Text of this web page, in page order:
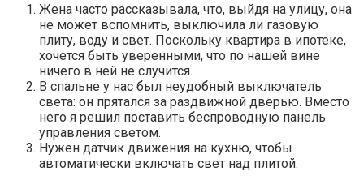
Жена часто рассказывала, что, выйдя на улицу, она
не может вспомнить, выключила ли газовую
плиту, воду и свет. Поскольку квартира в ипотеке,
хочется быть уверенными, что по нашей вине
ничего в ней не случится.
В спальне у нас был неудобный выключатель
света: он прятался за раздвижной дверью. Вместо
него я решил поставить беспроводную панель
управления светом.
Нужен датчик движения на кухню, чтобы
автоматически включать свет над плитой.